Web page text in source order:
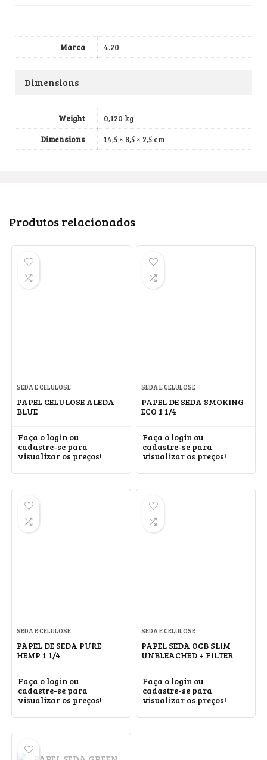
Marca 4.20
Dimensions
Weight
0,120 kg
Dimensions
14,5 × 8,5 × 2,5 cm
Produtos relacionados
SEDA E CELULOSE
PAPEL CELULOSE ALEDA
BLUE
Faça o login ou
cadastre-se para
visualizar os preços!
SEDA E CELULOSE
PAPEL DE SEDA SMOKING
ECO 1 1/4
Faça o login ou
cadastre-se para
visualizar os preços!
SEDA E CELULOSE
PAPEL DE SEDA PURE
HEMP 1 1/4
Faça o login ou
cadastre-se para
visualizar os preços!
SEDA E CELULOSE
PAPEL SEDA OCB SLIM
UNBLEACHED + FILTER
Faça o login ou
cadastre-se para
visualizar os preços!